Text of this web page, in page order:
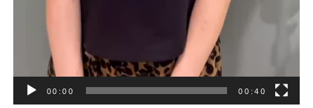
00:00 00:40